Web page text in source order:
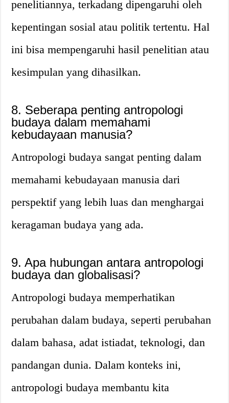
penelitiannya, terkadang dipengaruhi oleh
kepentingan sosial atau politik tertentu. Hal
ini bisa mempengaruhi hasil penelitian atau
kesimpulan yang dihasilkan.
8. Seberapa penting antropologi
budaya dalam memahami
kebudayaan manusia?
Antropologi budaya sangat penting dalam
memahami kebudayaan manusia dari
perspektif yang lebih luas dan menghargai
keragaman budaya yang ada.
9. Apa hubungan antara antropologi
budaya dan globalisasi?
Antropologi budaya memperhatikan
perubahan dalam budaya, seperti perubahan
dalam bahasa, adat istiadat, teknologi, dan
pandangan dunia. Dalam konteks ini,
antropologi budaya membantu kita